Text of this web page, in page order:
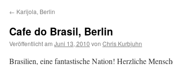
← Karijola, Berlin
Cafe do Brasil, Berlin
Veröffentlicht am Juni 13, 2010 von Chris Kurbjuhn
Brasilien, eine fantastische Nation! Herzliche